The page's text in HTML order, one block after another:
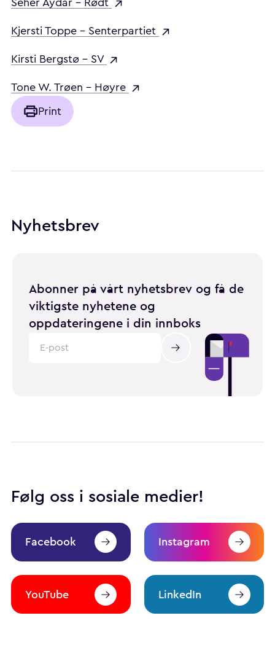
Seher Aydar - Rødt
Kjersti Toppe - Senterpartiet
Kirsti Bergstø - SV
Tone W. Trøen - Høyre
Print
Nyhetsbrev
Abonner på vårt nyhetsbrev og få de
viktigste nyhetene og
oppdateringene i din innboks
Følg oss i sosiale medier!
Facebook Instagram
YouTube LinkedIn